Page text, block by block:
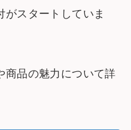
がスタートしていま
商品の魅力について詳